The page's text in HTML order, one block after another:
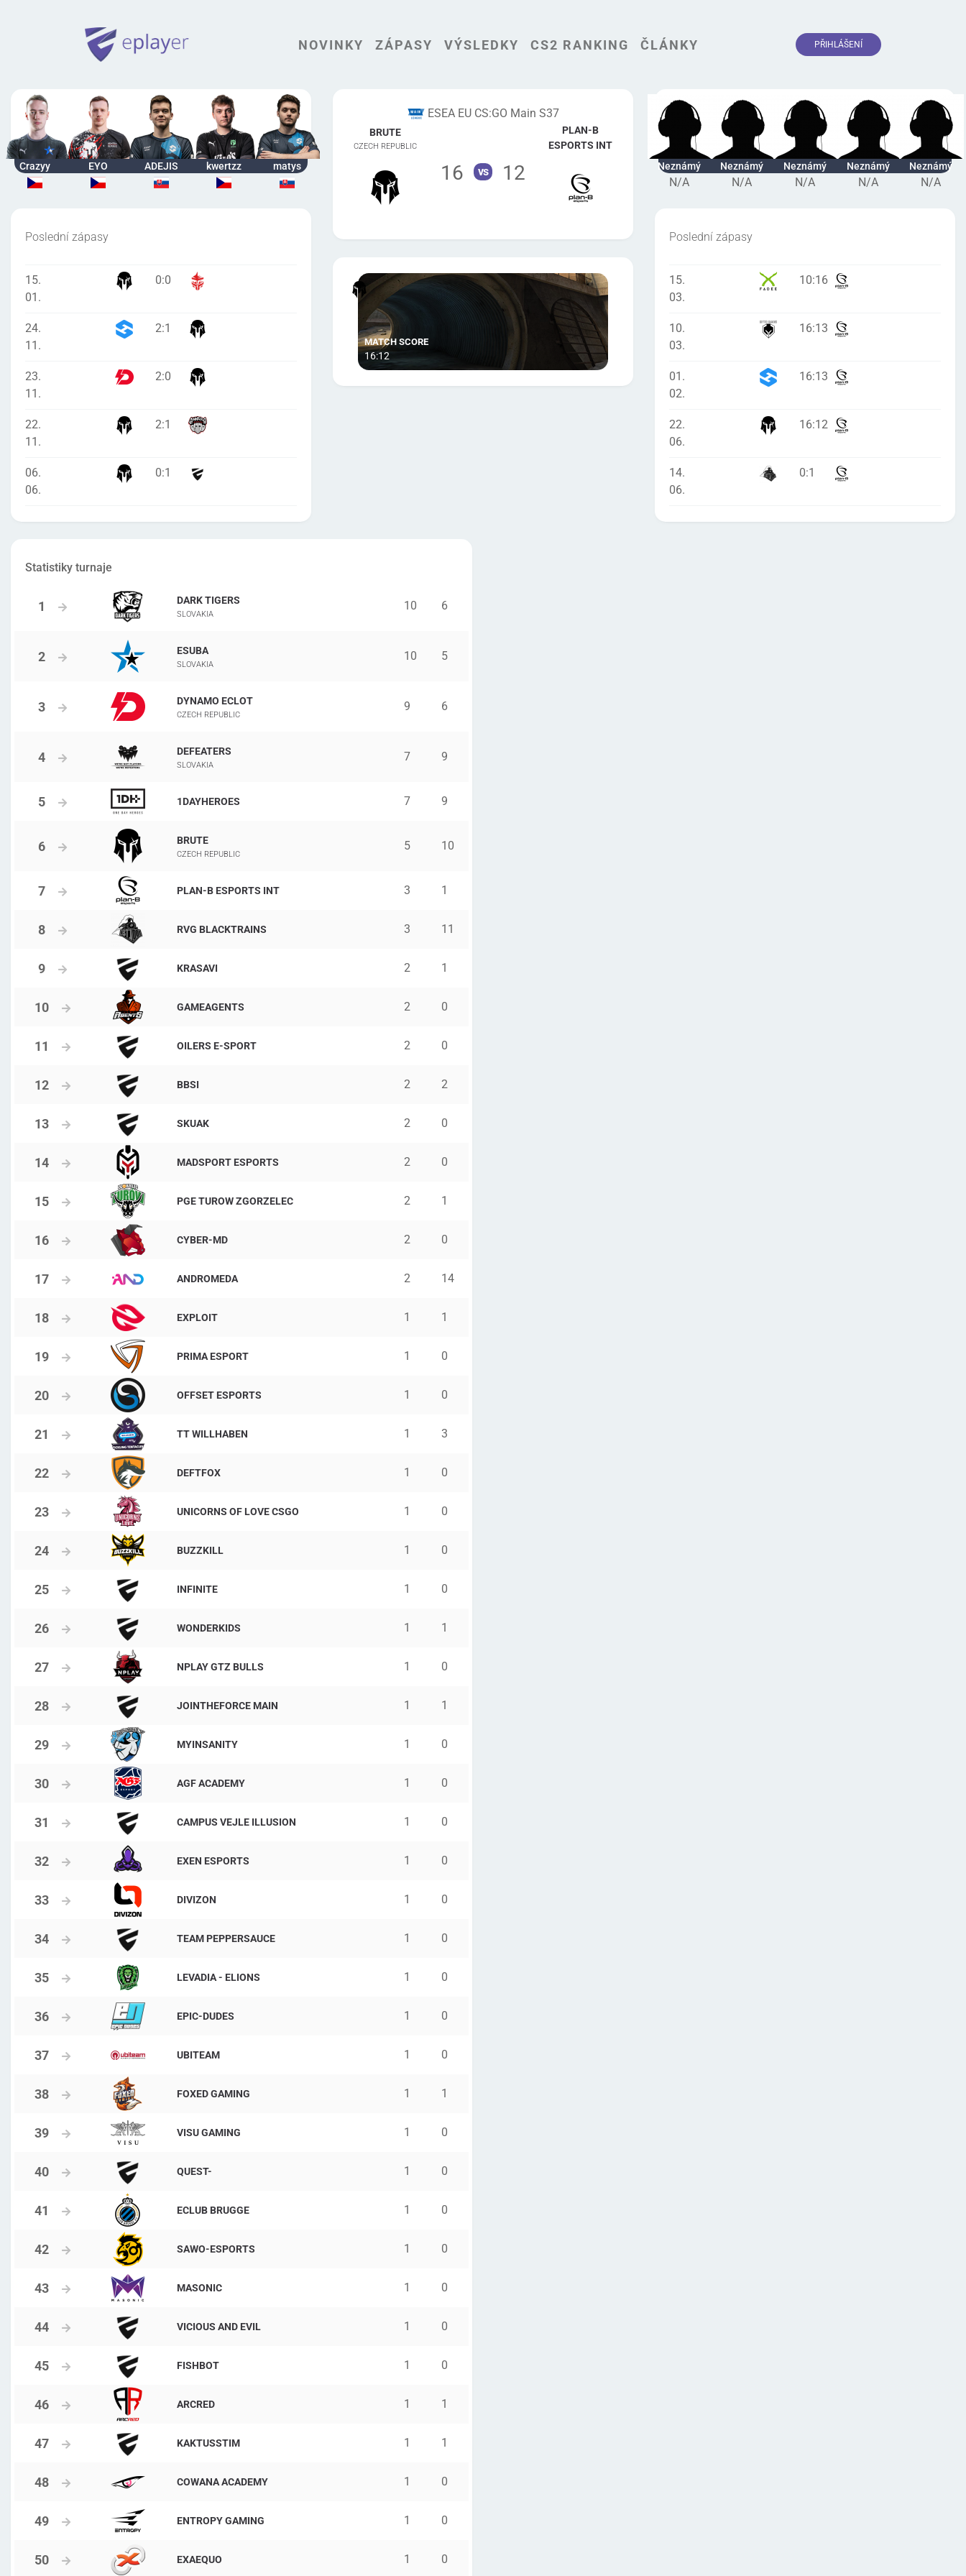
NOVINKY ZÁPASY VÝSLEDKY CS2 RANKING ČLÁNKY PŘIHLÁŠENÍ
Crazyy EYO ADEJIS kwertzz matys
Poslední zápasy
15.
01.
0:0
24.
11.
2:1
23.
11.
2:0
22.
11.
2:1
06.
06.
0:1
ESEA EU CS:GO Main S37
BRUTE
CZECH REPUBLIC
16 vs 12
PLAN-B
ESPORTS INT
16:12
Neznámý
N/A
Neznámý
N/A
Neznámý
N/A
Neznámý
N/A
Neznámý
N/A
Poslední zápasy
15.
03.
10:16
10.
03.
16:13
01.
02.
16:13
22.
06.
16:12
14.
06.
0:1
Statistiky turnaje
DARK TIGERS
SLOVAKIA
10 6
ESUBA
SLOVAKIA
10 5
DYNAMO ECLOT
CZECH REPUBLIC
9 6
DEFEATERS
SLOVAKIA
7 9
1DAYHEROES 7 9
BRUTE
CZECH REPUBLIC
5 10
PLAN-B ESPORTS INT 3 1
RVG BLACKTRAINS 3 11
KRASAVI 2 1
GAMEAGENTS 2 0
OILERS E-SPORT 2 0
BBSI 2 2
SKUAK 2 0
MADSPORT ESPORTS 2 0
PGE TUROW ZGORZELEC 2 1
CYBER-MD 2 0
ANDROMEDA 2 14
EXPLOIT 1 1
PRIMA ESPORT 1 0
OFFSET ESPORTS 1 0
TT WILLHABEN 1 3
DEFTFOX 1 0
UNICORNS OF LOVE CSGO 1 0
BUZZKILL 1 0
INFINITE 1 0
WONDERKIDS 1 1
NPLAY GTZ BULLS 1 0
JOINTHEFORCE MAIN 1 1
MYINSANITY 1 0
AGF ACADEMY 1 0
CAMPUS VEJLE ILLUSION 1 0
EXEN ESPORTS 1 0
DIVIZON 1 0
TEAM PEPPERSAUCE 1 0
LEVADIA - ELIONS 1 0
EPIC-DUDES 1 0
UBITEAM 1 0
FOXED GAMING 1 1
VISU GAMING 1 0
QUEST- 1 0
ECLUB BRUGGE 1 0
SAWO-ESPORTS 1 0
MASONIC 1 0
VICIOUS AND EVIL 1 0
FISHBOT 1 0
ARCRED 1 1
KAKTUSSTIM 1 1
COWANA ACADEMY 1 0
ENTROPY GAMING 1 0
EXAEQUO 1 0